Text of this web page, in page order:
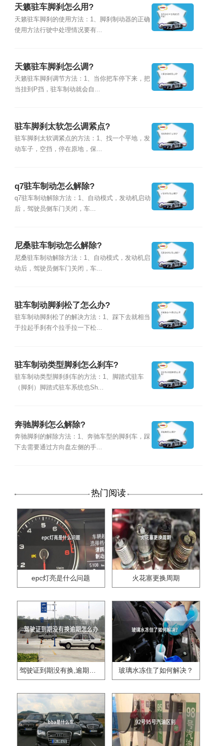
天籁驻车脚刹怎么用?
天籁驻车脚刹的使用方法：1、脚刹制动器的正确
使用方法行驶中处理情况要有...
天籁驻车脚刹怎么调?
天籁驻车脚刹调节方法：1、当你把车停下来，把
当挂到P挡，驻车制动就会自...
驻车脚刹太软怎么调紧点?
驻车脚刹太软调紧点的方法：1、找一个平地，发
动车子，空挡，停在原地，保...
q7驻车制动怎么解除?
q7驻车制动解除方法：1、自动模式，发动机启动
后，驾驶员侧车门关闭，车...
尼桑驻车制动怎么解除?
尼桑驻车制动解除方法：1、自动模式，发动机启
动后，驾驶员侧车门关闭，车...
驻车制动脚刹松了怎么办?
驻车制动脚刹松了的解决方法：1、踩下去就相当
于拉起手刹有个拉手拉一下松...
驻车制动类型脚刹怎么刹车?
驻车制动类型脚刹刹车的方法：1、脚踏式驻车
（脚刹）脚踏式驻车系统也Sh...
奔驰脚刹怎么解除?
奔驰脚刹的解除方法：1、奔驰车型的脚刹车，踩
下去需要通过方向盘左侧的手...
热门阅读
epc灯亮是什么问题 火花塞更换周期
驾驶证到期没有换,逾期怎么办?? 玻璃水冻住了如何解决？